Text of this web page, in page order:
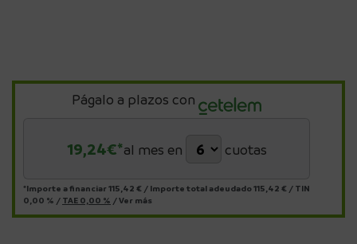
Págalo a plazos con
19,24€*al mes en cuotas
*Importe a financiar 115,42 € / Importe total adeudado115,42 € / TIN
0,00 % / TAE 0,00 % /Ver más